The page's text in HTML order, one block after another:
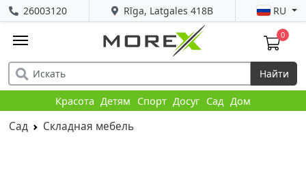
Rīga, Latgales 418B
26003120 RU
0
Найти
Красота Детям Спорт Досуг Сад Дом
Сад Складная мебель